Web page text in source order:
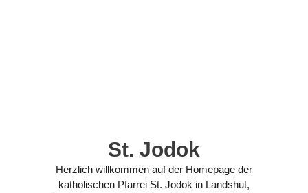
St. Jodok
Herzlich willkommen auf der Homepage der
katholischen Pfarrei St. Jodok in Landshut,